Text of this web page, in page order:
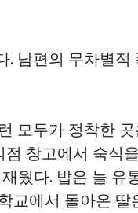
. 남편의 무차별
모두가 정착한
창고에서 숙식
웠다. 밥은 늘 유
교에서 돌아온